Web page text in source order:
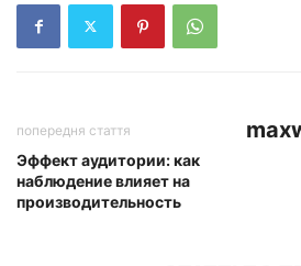
попередня стаття
Эффект аудитории: как
наблюдение влияет на
производительность